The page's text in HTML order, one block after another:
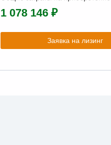
1 078 146 ₽
Заявка на лизинг